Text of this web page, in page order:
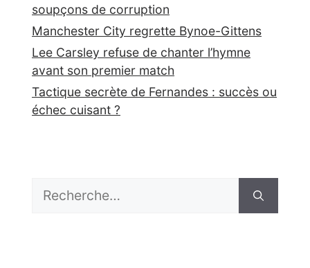
soupçons de corruption
Manchester City regrette Bynoe-Gittens
Lee Carsley refuse de chanter l’hymne
avant son premier match
Tactique secrète de Fernandes : succès ou
échec cuisant ?